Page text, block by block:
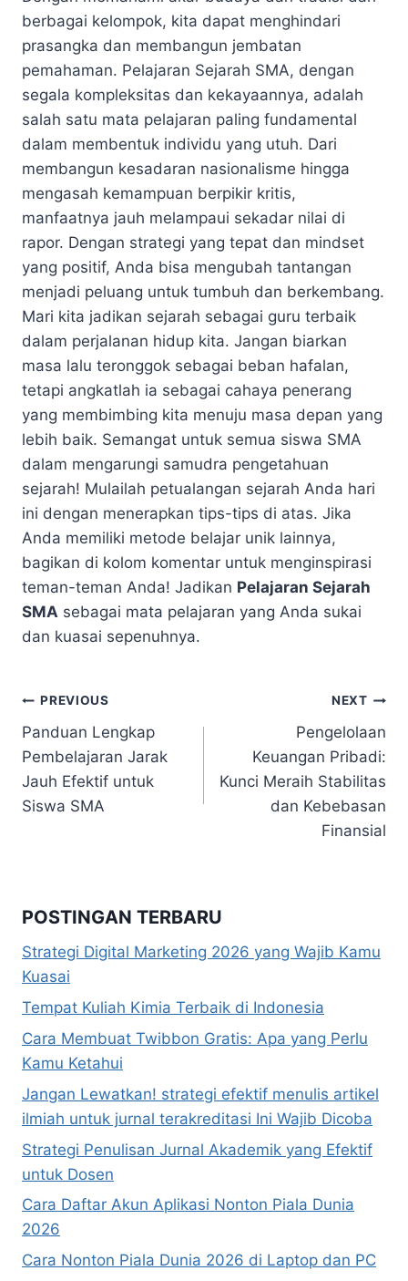
berbagai kelompok, kita dapat menghindari
prasangka dan membangun jembatan
pemahaman. Pelajaran Sejarah SMA, dengan
segala kompleksitas dan kekayaannya, adalah
salah satu mata pelajaran paling fundamental
dalam membentuk individu yang utuh. Dari
membangun kesadaran nasionalisme hingga
mengasah kemampuan berpikir kritis,
manfaatnya jauh melampaui sekadar nilai di
rapor. Dengan strategi yang tepat dan mindset
yang positif, Anda bisa mengubah tantangan
menjadi peluang untuk tumbuh dan berkembang.
Mari kita jadikan sejarah sebagai guru terbaik
dalam perjalanan hidup kita. Jangan biarkan
masa lalu teronggok sebagai beban hafalan,
tetapi angkatlah ia sebagai cahaya penerang
yang membimbing kita menuju masa depan yang
lebih baik. Semangat untuk semua siswa SMA
dalam mengarungi samudra pengetahuan
sejarah! Mulailah petualangan sejarah Anda hari
ini dengan menerapkan tips-tips di atas. Jika
Anda memiliki metode belajar unik lainnya,
bagikan di kolom komentar untuk menginspirasi
teman-teman Anda! Jadikan Pelajaran Sejarah
SMA sebagai mata pelajaran yang Anda sukai
dan kuasai sepenuhnya.
Navigasi
pos
PREVIOUS
Panduan Lengkap
Pembelajaran Jarak
Jauh Efektif untuk
Siswa SMA
NEXT
Pengelolaan
Keuangan Pribadi:
Kunci Meraih Stabilitas
dan Kebebasan
Finansial
POSTINGAN TERBARU
Strategi Digital Marketing 2026 yang Wajib Kamu
Kuasai
Tempat Kuliah Kimia Terbaik di Indonesia
Cara Membuat Twibbon Gratis: Apa yang Perlu
Kamu Ketahui
Jangan Lewatkan! strategi efektif menulis artikel
ilmiah untuk jurnal terakreditasi Ini Wajib Dicoba
Strategi Penulisan Jurnal Akademik yang Efektif
untuk Dosen
Cara Daftar Akun Aplikasi Nonton Piala Dunia
2026
Cara Nonton Piala Dunia 2026 di Laptop dan PC